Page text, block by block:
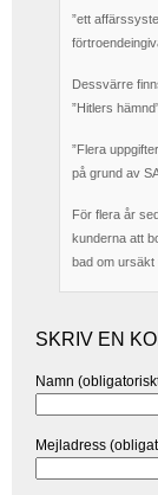
”ett
Dessvärre
”Hitlers
”Flera
på grund av
För flera år
kunderna att
bad om ursäkt
SKRIV EN
Namn
Mejladress